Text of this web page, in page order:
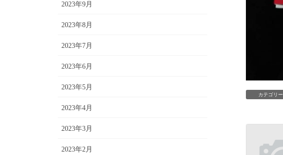
カテゴリー
2023年9月
2023年8月
2023年7月
2023年6月
2023年5月
2023年4月
2023年3月
2023年2月